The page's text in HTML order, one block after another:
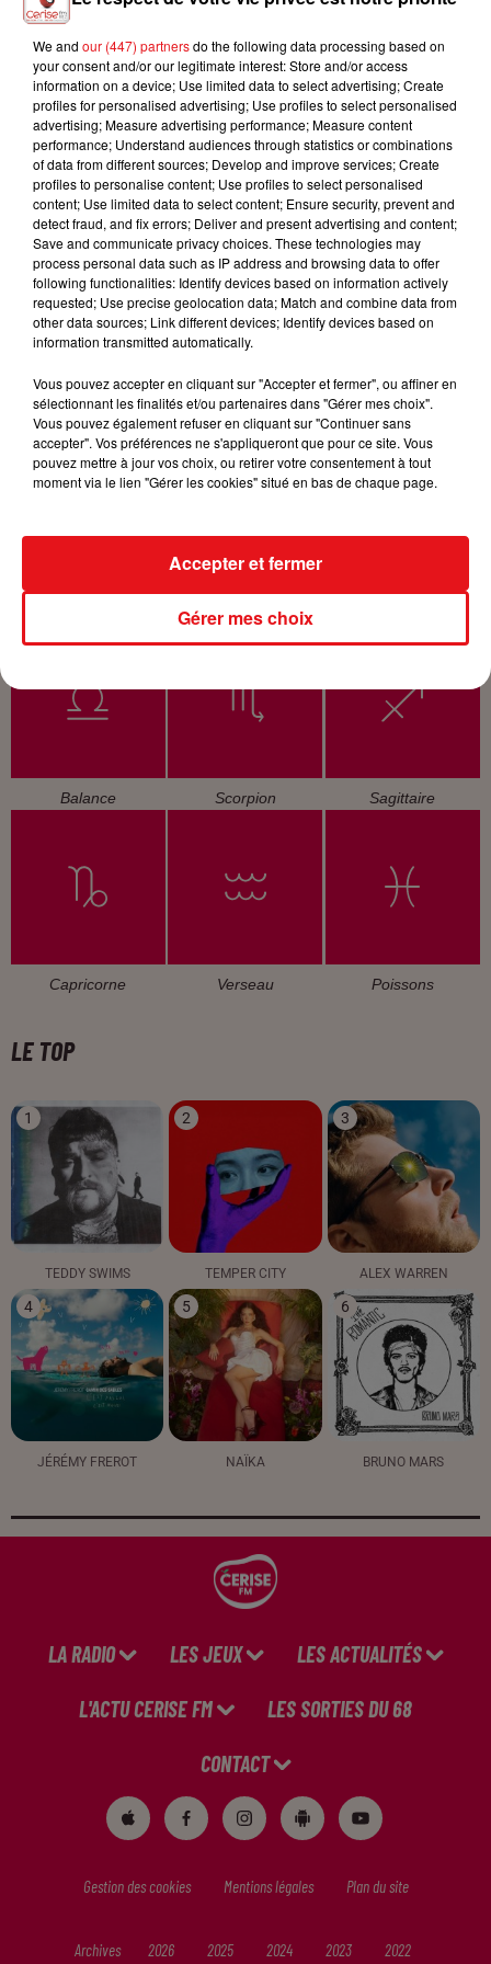
SLIMANE ET CLAUDIO
CAPEO
Chez Toi
FLO DELAVEGA
Printemps Eternel
JEREMY FREROT
Frerot
L'HOROSCOPE
Bélier Taureau Gémeaux
Lion
Balance Scorpion Sagittaire
Capricorne Verseau Poissons
LE TOP
1
TEDDY SWIMS
2
TEMPER CITY
3
ALEX WARREN
4
JÉRÉMY FREROT
5
NAÏKA
6
BRUNO MARS
LA RADIO LES JEUX LES ACTUALITÉS
L'ACTU CERISE FM LES SORTIES DU 68
CONTACT
Gestion des cookies Mentions légales Plan du site
Archives 2026 2025 2024 2023 2022
We and our (447) partnersdo the following data processing based on
your consent and/or our legitimate interest: Store and/or access
information on a device; Use limited data to select advertising; Create
profiles for personalised advertising; Use profiles to select personalised
advertising; Measure advertising performance; Measure content
performance; Understand audiences through statistics or combinations
of data from different sources; Develop and improve services; Create
profiles to personalise content; Use profiles to select personalised
content; Use limited data to select content; Ensure security, prevent and
detect fraud, and fix errors; Deliver and present advertising and content;
Save and communicate privacy choices. These technologies may
process personal data such as IP address and browsing data to offer
following functionalities: Identify devices based on information actively
requested; Use precise geolocation data; Match and combine data from
other data sources; Link different devices; Identify devices based on
information transmitted automatically.
Vous pouvez accepter en cliquant sur "Accepter et fermer", ou affiner en
sélectionnant les finalités et/ou partenaires dans "Gérer mes choix".
Vous pouvez également refuser en cliquant sur "Continuer sans
accepter". Vos préférences ne s'appliqueront que pour ce site. Vous
pouvez mettre à jour vos choix, ou retirer votre consentement à tout
moment via le lien "Gérer les cookies" situé en bas de chaque page.
Gérer mes choix
Accepter et fermer